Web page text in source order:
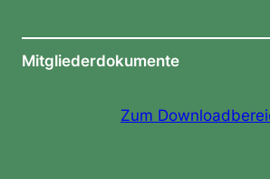
Mitgliederdokumente
Zum